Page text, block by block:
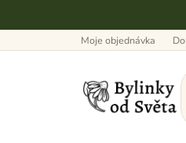
Moje objednávka